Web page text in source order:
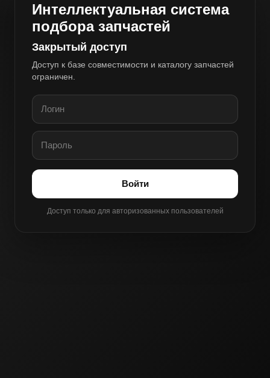
Интеллектуальная система
подбора запчастей
Закрытый доступ
Доступ к базе совместимости и каталогу запчастей
ограничен.
Войти
Доступ только для авторизованных пользователей